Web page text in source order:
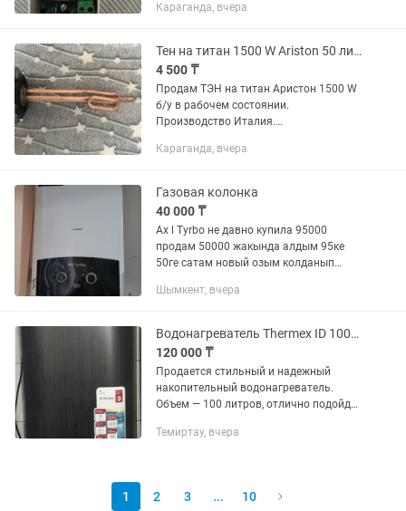
Караганда, вчера
Тен на титан 1500 W Ariston 50 литров
4 500 ₸
Продам ТЭН на титан Аристон 1500 W
б/у в рабочем состоянии.
Производство Италия.
типа 50 литров
Караганда, вчера
Газовая колонка
40 000 ₸
Ах l Tyrbo не давно купила 95000
продам 50000 жакында алдым 95ке
50ге сатам новый озым колданып
Батарея жумыс жасайды Центральный
Шымкент, вчера
Водонагреватель Thermex ID 100V Shadow 100 литров, черный
120 000 ₸
Продается стильный и надежный
накопительный водонагреватель.
Объем — 100 литров, отлично подойдет
корпус, сенсорное управление и
Темиртау, вчера
1 2 3 ... 10